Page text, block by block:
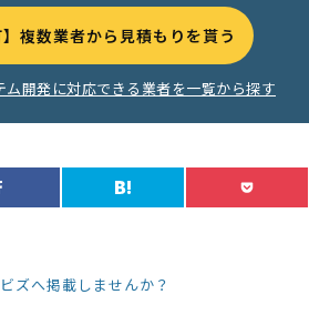
】複数業者から見積もりを貰う
開発に対応できる業者を一覧から探す